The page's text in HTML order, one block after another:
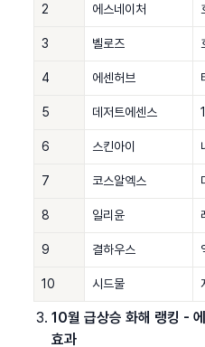
2 에스네이처
3 벨로즈
4 에센허브
5 데저트에센스
6 스킨아이
7 코스알엑스
8 일리윤
9 결하우스
10 시드물
10월 급상승 화해 랭킹 -
효과